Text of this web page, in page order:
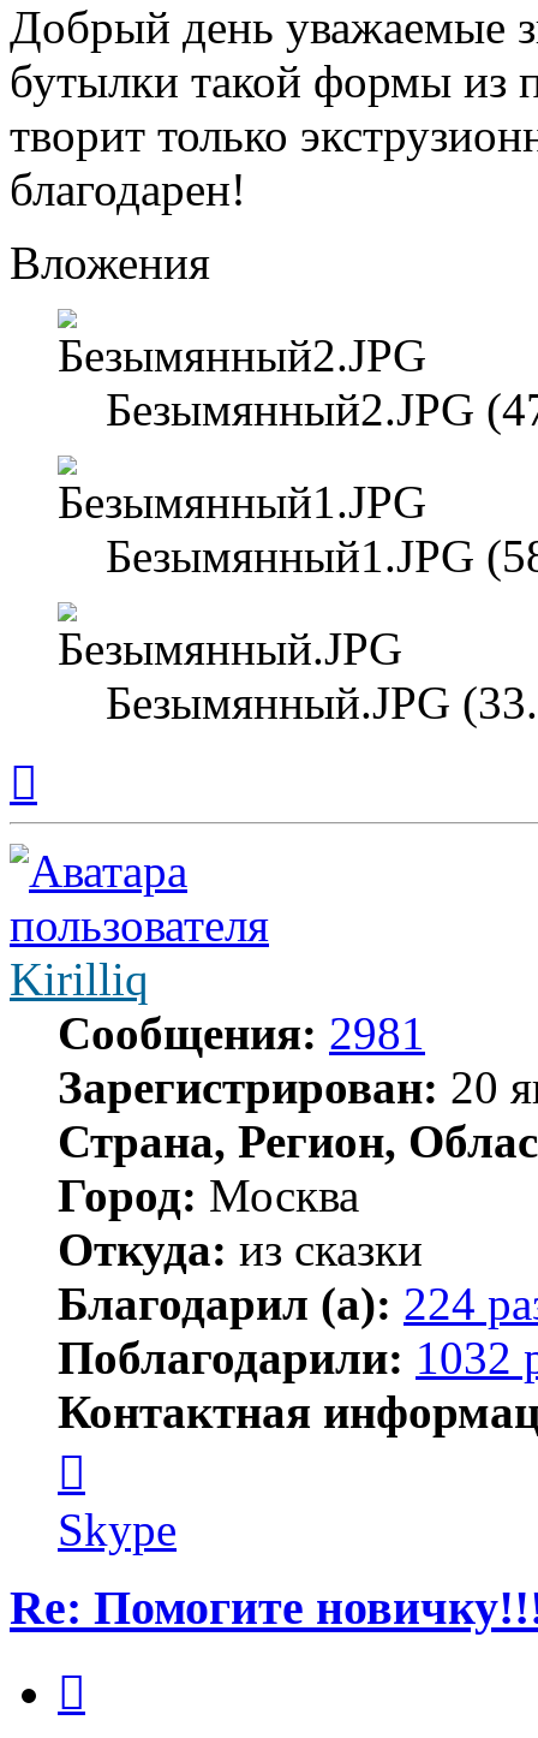
Добрый день уважаемые
бутылки такой формы из
творит только
благодарен!
Вложения
Безымянный2.JPG
Безымянный1.JPG
Безымянный.JPG
началу
Kirilliq
Сообщения: 2981
Зарегистрирован: 20
Страна, Регион,
Город: Москва
Откуда: из сказки
Благодарил (а): 224
Поблагодарили: 1032
Контактная
пользователя
Kirilliq
Skype
Re: Помогите